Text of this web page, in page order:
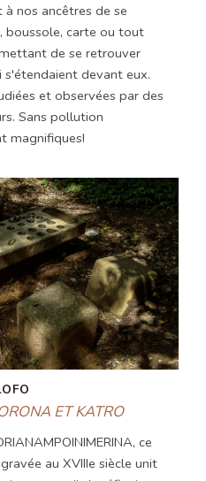
nos ancêtres de se
boussole, carte ou tout
de se retrouver
devant eux.
et observées par des
Sans pollution
magnifiques!
ET KATRO
ce
au XVIIIe siècle unit